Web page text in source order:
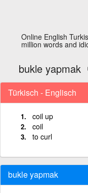
Online English
million words and
bukle yapmak
Türkisch - Englisch
coil up
coil
to curl
bukle yapmak